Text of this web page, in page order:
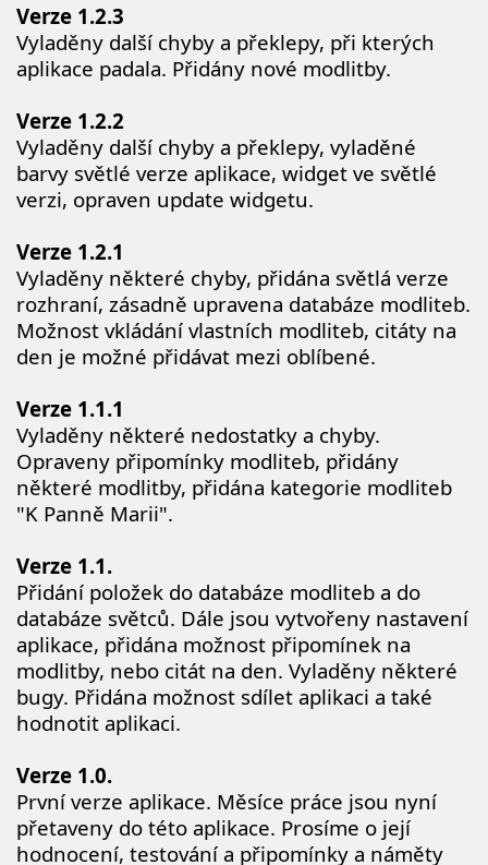
Verze 1.2.3
Vyladěny další chyby a překlepy, při kterých
aplikace padala. Přidány nové modlitby.
Verze 1.2.2
Vyladěny další chyby a překlepy, vyladěné
barvy světlé verze aplikace, widget ve světlé
verzi, opraven update widgetu.
Verze 1.2.1
Vyladěny některé chyby, přidána světlá verze
rozhraní, zásadně upravena databáze modliteb.
Možnost vkládání vlastních modliteb, citáty na
den je možné přidávat mezi oblíbené.
Verze 1.1.1
Vyladěny některé nedostatky a chyby.
Opraveny připomínky modliteb, přidány
některé modlitby, přidána kategorie modliteb
"K Panně Marii".
Verze 1.1.
Přidání položek do databáze modliteb a do
databáze světců. Dále jsou vytvořeny nastavení
aplikace, přidána možnost připomínek na
modlitby, nebo citát na den. Vyladěny některé
bugy. Přidána možnost sdílet aplikaci a také
hodnotit aplikaci.
Verze 1.0.
První verze aplikace. Měsíce práce jsou nyní
přetaveny do této aplikace. Prosíme o její
hodnocení, testování a připomínky a náměty